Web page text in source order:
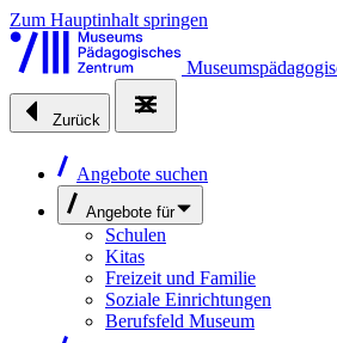
Zum Hauptinhalt springen
Zurück
Angebote suchen
Angebote für
Schulen
Kitas
Freizeit und Familie
Soziale Einrichtungen
Berufsfeld Museum